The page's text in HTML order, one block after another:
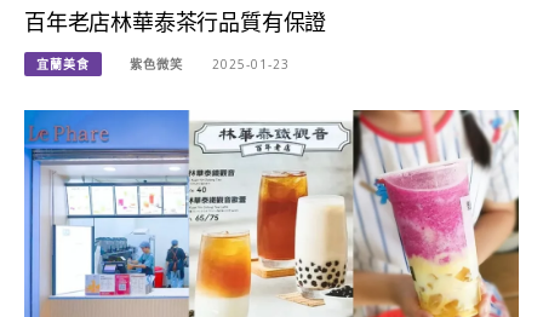
百年老店林華泰茶行品質有保證
宜蘭美食 紫色微笑 2025-01-23